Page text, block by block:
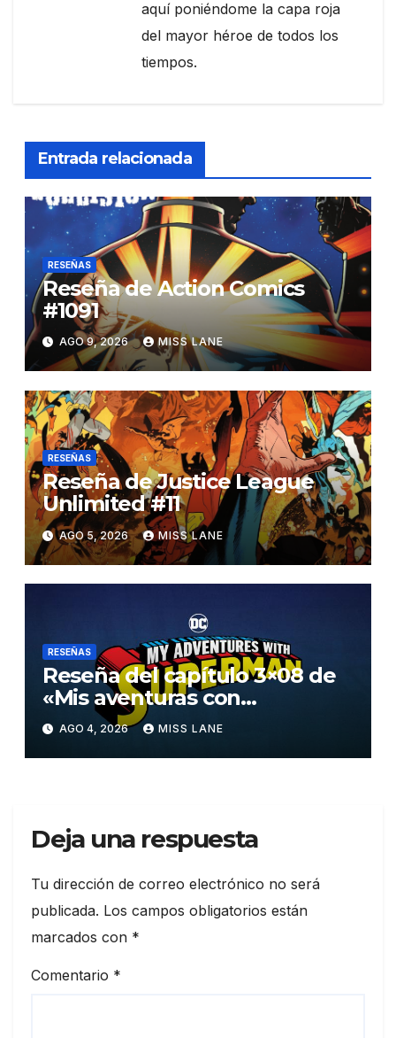
aquí poniéndome la capa roja
del mayor héroe de todos los
tiempos.
Entrada relacionada
RESEÑAS
Reseña de Action Comics
#1091
AGO 9, 2026 MISS LANE
RESEÑAS
Reseña de Justice League
Unlimited #11
AGO 5, 2026 MISS LANE
RESEÑAS
Reseña del capítulo 3×08 de
«Mis aventuras con
Superman»
AGO 4, 2026 MISS LANE
Deja una respuesta
Tu dirección de correo electrónico no será
publicada. Los campos obligatorios están
marcados con *
Comentario *